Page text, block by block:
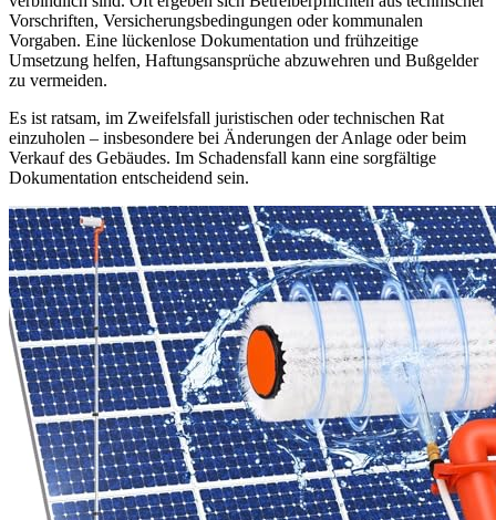
Vorschriften, Versicherungsbedingungen oder kommunalen
Vorgaben. Eine lückenlose Dokumentation und frühzeitige
Umsetzung helfen, Haftungsansprüche abzuwehren und Bußgelder
zu vermeiden.
Es ist ratsam, im Zweifelsfall juristischen oder technischen Rat
einzuholen – insbesondere bei Änderungen der Anlage oder beim
Verkauf des Gebäudes. Im Schadensfall kann eine sorgfältige
Dokumentation entscheidend sein.